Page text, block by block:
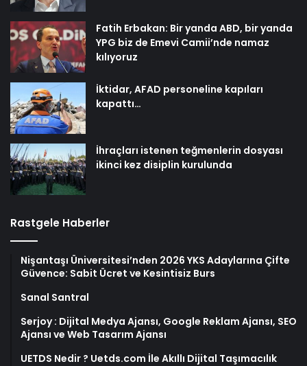
Fatih Erbakan: Bir yanda ABD, bir yanda
YPG biz de Emevi Camii’nde namaz
kılıyoruz
İktidar, AFAD personeline kapıları
kapattı…
İhraçları istenen teğmenlerin dosyası
ikinci kez disiplin kurulunda
Rastgele Haberler
Nişantaşı Üniversitesi’nden 2026 YKS Adaylarına Çifte
Güvence: Sabit Ücret ve Kesintisiz Burs
Sanal Santral
Serjoy : Dijital Medya Ajansı, Google Reklam Ajansı, SEO
Ajansı ve Web Tasarım Ajansı
UETDS Nedir ? Uetds.com İle Akıllı Dijital Taşımacılık